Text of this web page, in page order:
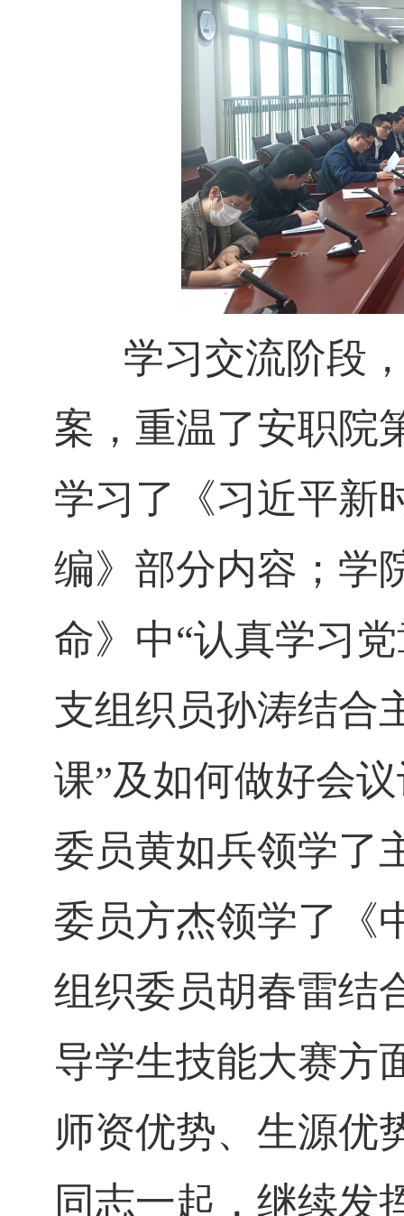
学习交流阶段，
案，重温了安职院
学习了《习近平新
编》部分内容；学
命》中“认真学习
支组织员孙涛结合
课”及如何做好会
委员黄如兵领学了
委员方杰领学了《
组织委员胡春雷结
导学生技能大赛方
师资优势、生源优
同志一起，继续发